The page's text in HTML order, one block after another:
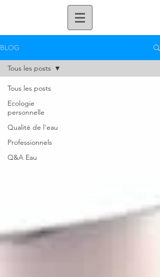
BLOG
Tous les posts
Ecologie
personnelle
Qualité de l'eau
Professionnels
Q&A Eau
Tous les posts